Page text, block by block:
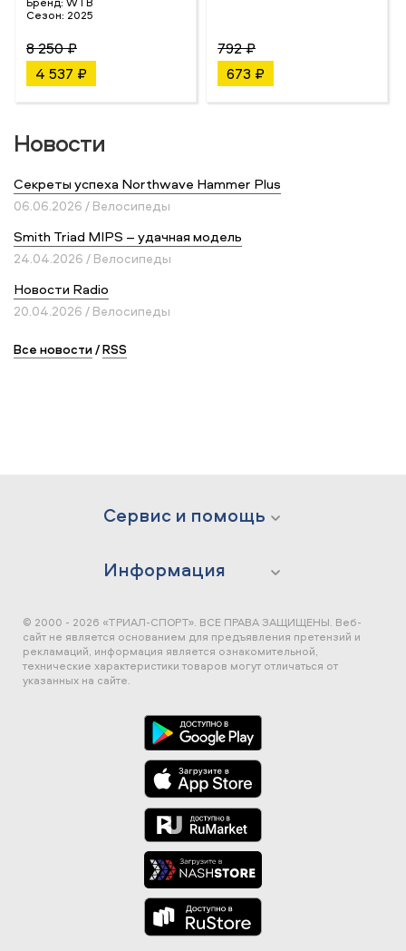
Сезон: 2025
8 250 ₽
4 537 ₽
792 ₽
673 ₽
Новости
Секреты успеха Northwave Hammer Plus
06.06.2026 / Велосипеды
Smith Triad MIPS – удачная модель
24.04.2026 / Велосипеды
Новости Radio
20.04.2026 / Велосипеды
Все новости/RSS
Сервис и помощь
Информация
© 2000 - 2026 «ТРИАЛ-СПОРТ». ВСЕ ПРАВА ЗАЩИЩЕНЫ. Веб-
сайт не является основанием для предъявления претензий и
рекламаций, информация является ознакомительной,
технические характеристики товаров могут отличаться от
указанных на сайте.